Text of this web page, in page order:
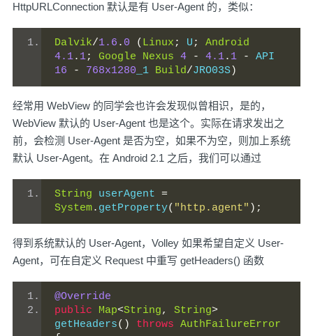
HttpURLConnection 默认是有 User-Agent 的，类似：
Dalvik/1.6 . 0 ( Linux ; U ;
Android
4.1. 1; Google Nexus 4 - 4.1. 1 -
16
- 768x1280 _1 Build/JRO03S)
经常用 WebView 的同学会也许会发现似曾相识，是的，
WebView 默认的 User-Agent 也是这个。实际在请求发出之
前，会检测 User-Agent 是否为空，如果不为空，则加上系统
默认 User-Agent。在 Android 2.1 之后，我们可以通过
String userAgent =
System. getProperty( "http.agent" );
得到系统默认的 User-Agent，Volley 如果希望自定义 User-
Agent，可在自定义 Request 中重写 getHeaders() 函数
@Override
public
Map<String, String>
getHeaders() throws AuthFailureError